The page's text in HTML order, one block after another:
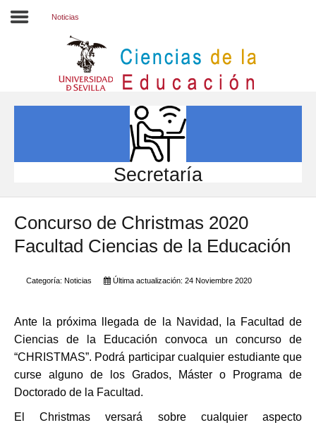
INVESTIGACIÓN
INTERNACIONAL
Directorio FCCE
Noticias
Secretaría
Concurso de Christmas 2020
Facultad Ciencias de la Educación
Categoría: Noticias Última actualización: 24 Noviembre 2020
Ante la próxima llegada de la Navidad, la Facultad de
Ciencias de la Educación convoca un concurso de
“CHRISTMAS”. Podrá participar cualquier estudiante que
curse alguno de los Grados, Máster o Programa de
Doctorado de la Facultad.
El Christmas versará sobre cualquier aspecto